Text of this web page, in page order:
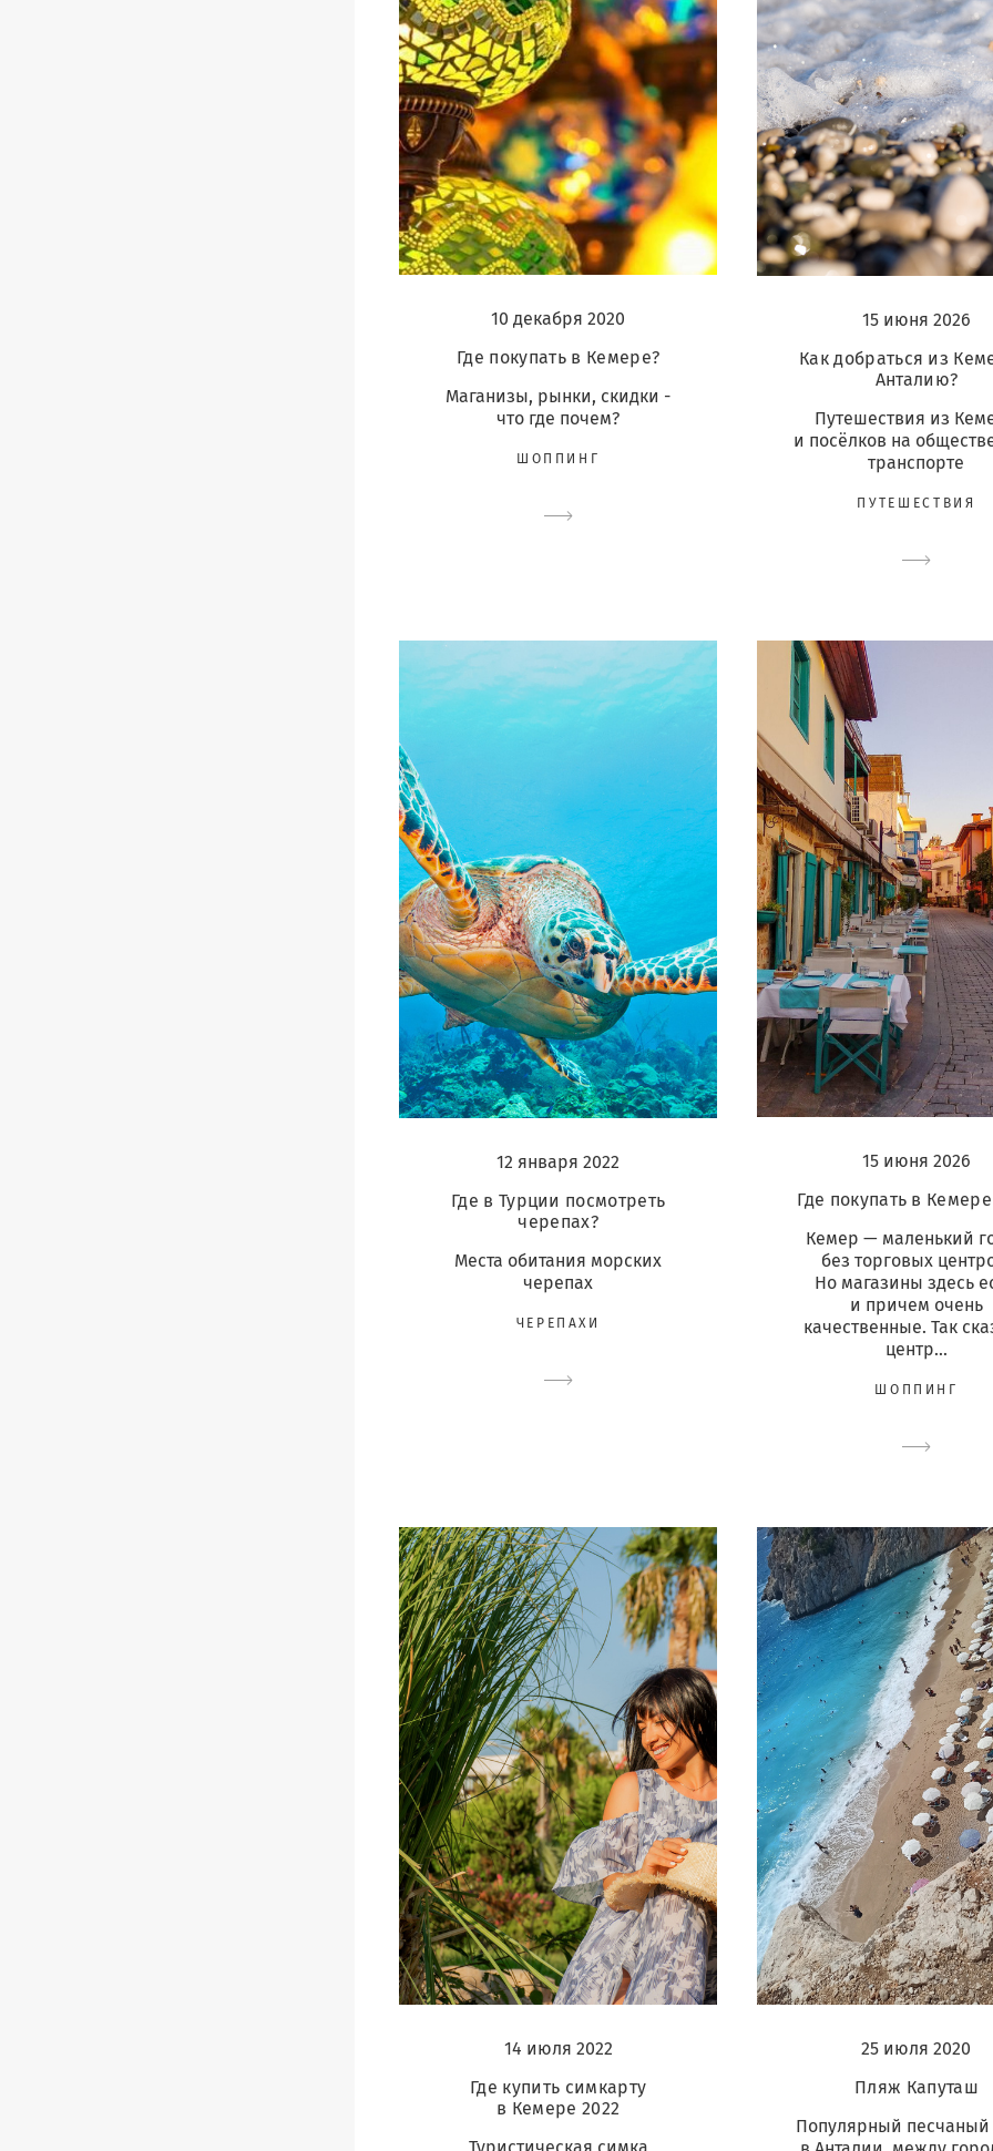
10 декабря 2020
Где покупать в Кемере?
Маганизы, рынки, скидки -
что где почем?
ШОППИНГ
15 июня 2026
Как добраться из
Анталию?
Путешествия из
и посёлков на
транспорте
ПУТЕШЕСТВИЯ
12 января 2022
Где в Турции посмотреть
черепах?
Места обитания морских
черепах
ЧЕРЕПАХИ
15 июня 2026
Где покупать в
Кемер — маленький
без торговых
Но магазины здесь
и причем очень
качественные. Так
центр...
ШОППИНГ
14 июля 2022
Где купить симкарту
в Кемере 2022
25 июля 2020
Пляж Капуташ
Популярный